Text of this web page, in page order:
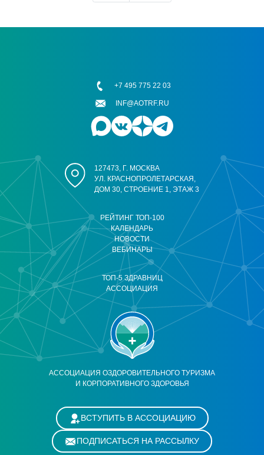
АССОЦИАЦИЯ ОЗДОРОВИТЕЛЬНОГО ТУРИЗМА
И КОРПОРАТИВНОГО ЗДОРОВЬЯ
РЕЙТИНГ ТОП-100
КАЛЕНДАРЬ
НОВОСТИ
ВЕБИНАРЫ
ТОП-5 ЗДРАВНИЦ
АССОЦИАЦИЯ
127473, Г. МОСКВА
УЛ. КРАСНОПРОЛЕТАРСКАЯ,
ДОМ 30, СТРОЕНИЕ 1, ЭТАЖ 3
+7 495 775 22 03
INF@AOTRF.RU
ВСТУПИТЬ В АССОЦИАЦИЮ
ПОДПИСАТЬСЯ НА РАССЫЛКУ